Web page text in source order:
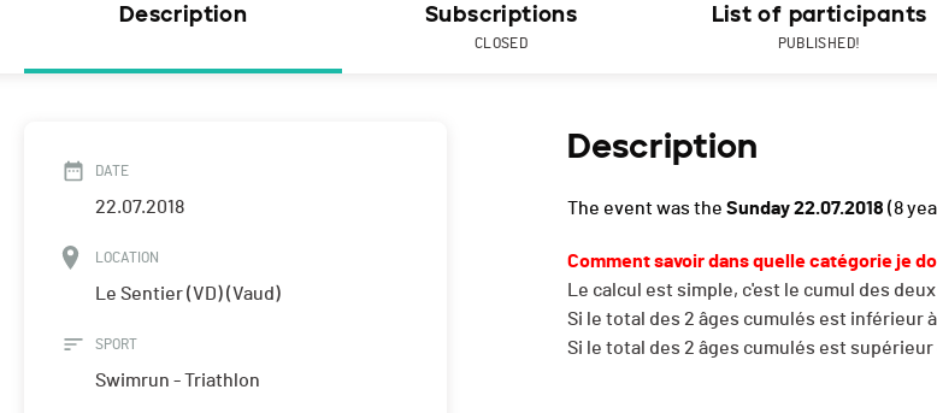
Description Subscriptions
CLOSED
List of participants
PUBLISHED!
DATE
22.07.2018
LOCATION
Le Sentier (VD) (Vaud)
SPORT
Swimrun - Triathlon
Description
The event was the Sunday 22.07.2018 (8
Comment savoir dans quelle catégorie je
Le calcul est simple, c'est le cumul des
Si le total des 2 âges cumulés est inférieur
Si le total des 2 âges cumulés est